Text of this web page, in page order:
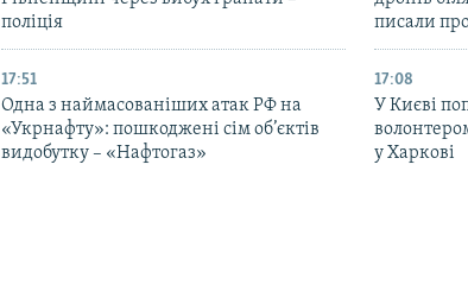
поліція
писали
17:51
Одна з наймасованіших атак РФ на
«Укрнафту»: пошкоджені сім об’єктів
видобутку – «Нафтогаз»
17:08
У Києві
у Харкові